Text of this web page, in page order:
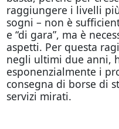
raggiungere i livelli
sogni – non è
e “di gara”, ma è
aspetti. Per questa
negli ultimi due anni,
esponenzialmente i
consegna di borse di
servizi mirati.